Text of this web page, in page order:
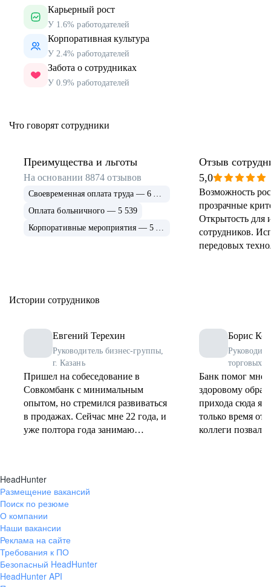
Карьерный рост
У 1.6% работодателей
Корпоративная культура
У 2.4% работодателей
Забота о сотрудниках
У 0.9% работодателей
Что говорят сотрудники
Преимущества и льготы
На основании8874 отзывов
Своевременная оплата труда — 6 915
Оплата больничного — 5 539
Корпоративные мероприятия — 5 339
Отзыв
5,0
Возможность
прозрачные
Открытость для
сотрудников.
передовых
Истории сотрудников
Евгений Терехин
Руководитель бизнес-группы,
г. Казань
Пришел на собеседование в
Совкомбанк с минимальным
опытом, но стремился развиваться
в продажах. Сейчас мне 22 года, и
уже полтора года занимаю
образование. Молодежь сегодня
задаёт тренды и меняет рынок
труда, и горжусь тем, что являюсь
Борис
торговых
Банк помог мне
здоровому
прихода сюда я
только время от
коллеги позвали
HeadHunter
Размещение вакансий
Поиск по резюме
О компании
Наши вакансии
Реклама на сайте
Требования к ПО
Безопасный HeadHunter
HeadHunter API